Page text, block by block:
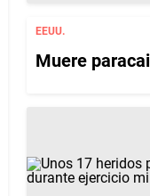
EEUU.
Muere